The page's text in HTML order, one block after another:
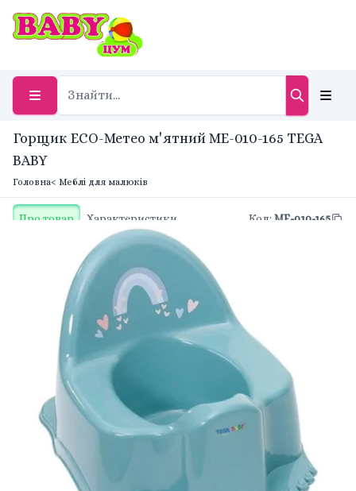
Горщик ЕСО-Метео м'ятний ME-010-165 TEGA
BABY
Головна< Меблі для малюків
Про товар Характеристики Код: ME-010-165